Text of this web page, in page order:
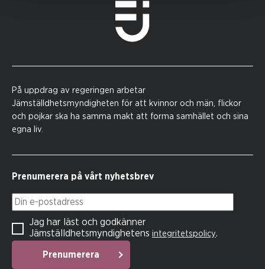
På uppdrag av regeringen arbetar
Jämställdhetsmyndigheten för att kvinnor och män, flickor
och pojkar ska ha samma makt att forma samhället och sina
egna liv.
Prenumerera på vårt nyhetsbrev
Din e-postadress
Prenumerera
Jag har läst och godkänner
Jämställdhetsmyndighetens integritetspolicy.